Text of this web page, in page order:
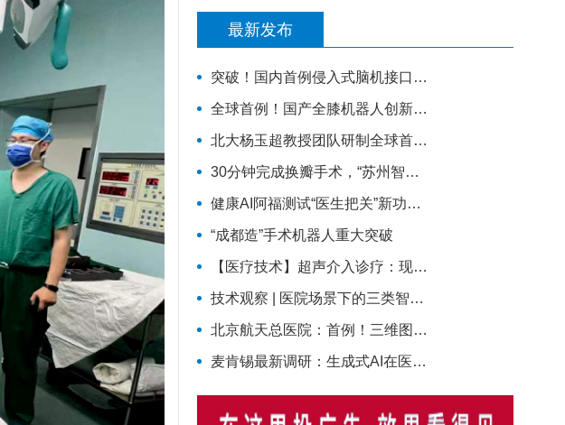
最新发布
突破！国内首例侵入式脑机接口视觉重建手术成功开展
全球首例！国产全膝机器人创新融合理念，开启智能单髁置换手术新时代
北大杨玉超教授团队研制全球首款基于可控存内计算的忆阻器神经动力学芯片
30分钟完成换瓣手术，“苏州智造”专克心脏反流
健康AI阿福测试“医生把关”新功能：打开“AI+医生”协作想象空间
“成都造”手术机器人重大突破
【医疗技术】超声介入诊疗：现代医学“针尖上的微创手术”
技术观察 | 医院场景下的三类智能体：从互联网诊疗到临床辅助再到医院管理
北京航天总医院：首例！三维图像机器人辅助腰椎压缩性骨折PKP术
麦肯锡最新调研：生成式AI在医疗落地加速，Agentic AI正成为下一风口